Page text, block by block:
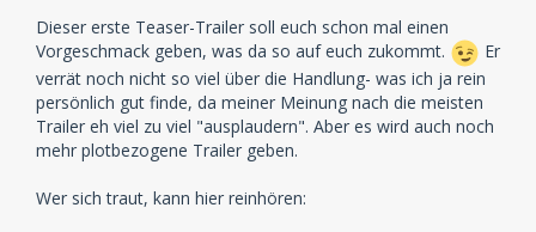
Dieser erste Teaser-Trailer soll euch schon mal einen
Vorgeschmack geben, was da so auf euch zukommt.
Er
verrät noch nicht so viel über die Handlung- was ich ja rein
persönlich gut finde, da meiner Meinung nach die meisten
Trailer eh viel zu viel "ausplaudern". Aber es wird auch noch
mehr plotbezogene Trailer geben.
Wer sich traut, kann hier reinhören: